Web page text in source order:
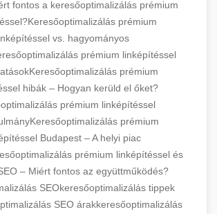
fontos a keresőoptimalizálás prémium
Keresőoptimalizálás prémium
vs. hagyományos
prémium linképítéssel
Keresőoptimalizálás prémium
hibák – Hogyan kerüld el őket?
prémium linképítéssel
Keresőoptimalizálás prémium
Budapest – A helyi piac
prémium linképítéssel és
– Miért fontos az együttműködés?
SEOkeresőoptimalizálás tippek
SEO árakkeresőoptimalizálás